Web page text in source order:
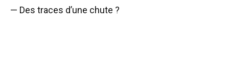
— Des traces d’une chute ?